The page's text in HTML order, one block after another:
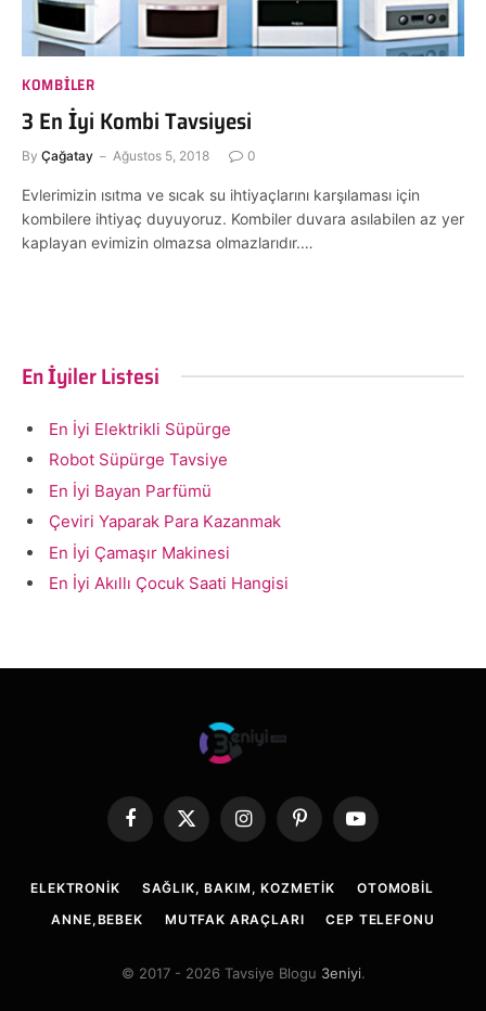
KOMBILER
3 En İyi Kombi Tavsiyesi
By Çağatay Ağustos 5, 2018 0
Evlerimizin ısıtma ve sıcak su ihtiyaçlarını karşılaması için
kombilere ihtiyaç duyuyoruz. Kombiler duvara asılabilen az yer
kaplayan evimizin olmazsa olmazlarıdır.…
En İyiler Listesi
En İyi Elektrikli Süpürge
Robot Süpürge Tavsiye
En İyi Bayan Parfümü
Çeviri Yaparak Para Kazanmak
En İyi Çamaşır Makinesi
En İyi Akıllı Çocuk Saati Hangisi
Facebook
X
(Twitter)
InstagramPinterestYouTube
ELEKTRONIK SAĞLIK, BAKIM, KOZMETIK
OTOMOBIL
ANNE,BEBEK
MUTFAK ARAÇLARI CEP TELEFONU
© 2017 - 2026 Tavsiye Blogu 3eniyi.